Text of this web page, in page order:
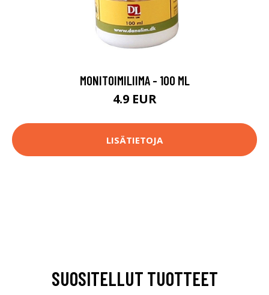
MONITOIMILIIMA - 100 ML
4.9 EUR
LISÄTIETOJA
SUOSITELLUT TUOTTEET